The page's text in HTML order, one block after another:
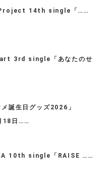
14th single「……
3rd single「あなたのせ
メ誕生日グッズ2026」
18日……
10th single「RAISE ……